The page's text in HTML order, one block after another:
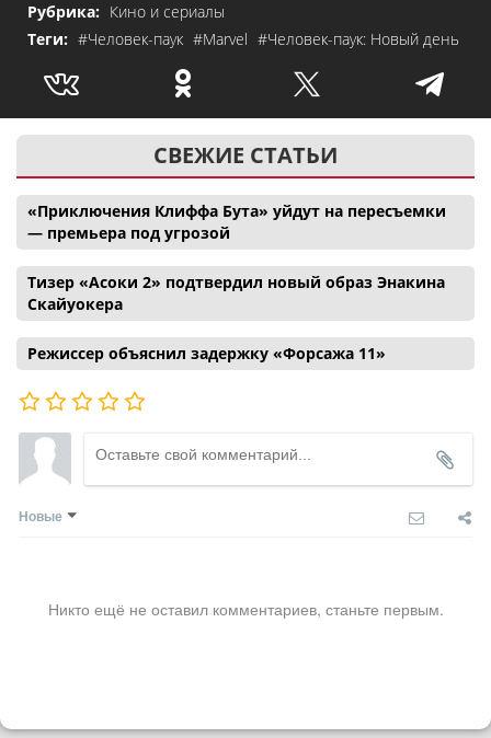
Рубрика: Кино и сериалы
Теги: #Человек-паук #Marvel #Человек-паук: Новый день
СВЕЖИЕ СТАТЬИ
«Приключения Клиффа Бута» уйдут на пересъемки
— премьера под угрозой
Тизер «Асоки 2» подтвердил новый образ Энакина
Скайуокера
Режиссер объяснил задержку «Форсажа 11»
Новые
Никто ещё не оставил комментариев, станьте первым.